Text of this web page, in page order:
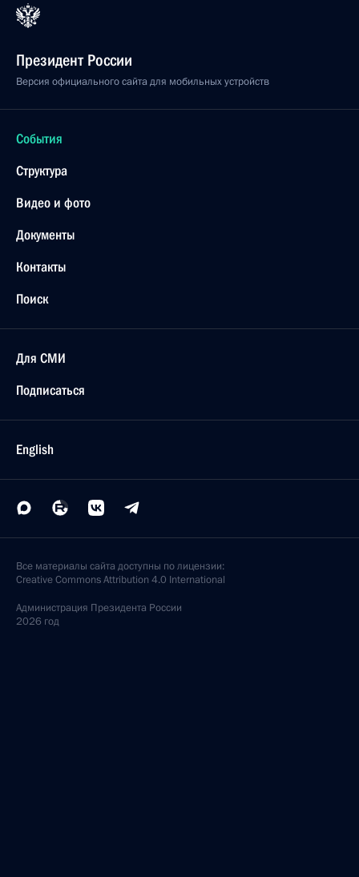
Президент России
Версия официального сайта для мобильных устройств
События
Структура
Видео и фото
Документы
Контакты
Поиск
Для СМИ
Подписаться
English
Все материалы сайта доступны по лицензии:
Creative Commons Attribution 4.0 International
Администрация Президента России
2026 год